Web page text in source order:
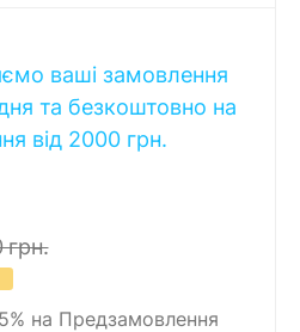
ваші замовлення
та безкоштовно на
від 2000 грн.
грн.
на Предзамовлення